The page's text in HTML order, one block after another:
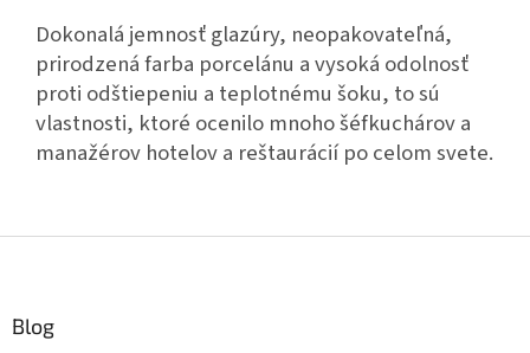
Dokonalá jemnosť glazúry, neopakovateľná,
prirodzená farba porcelánu a vysoká odolnosť
proti odštiepeniu a teplotnému šoku, to sú
vlastnosti, ktoré ocenilo mnoho šéfkuchárov a
manažérov hotelov a reštaurácií po celom svete.
Blog